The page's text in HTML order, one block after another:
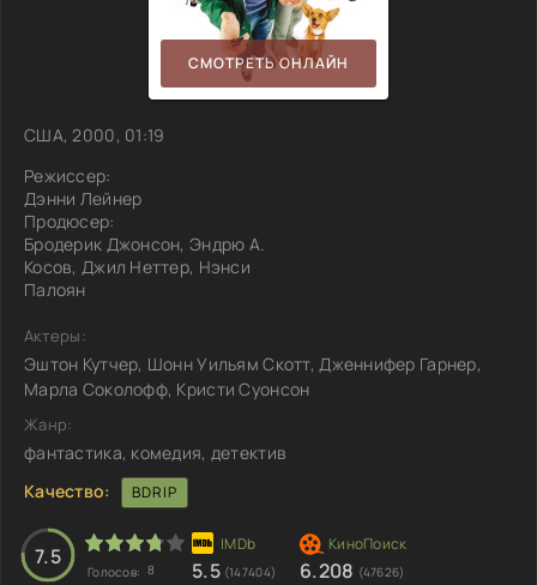
СМОТРЕТЬ ОНЛАЙН
США, 2000, 01:19
Режиссер:
Дэнни Лейнер
Продюсер:
Бродерик Джонсон, Эндрю А.
Косов, Джил Неттер, Нэнси
Палоян
Актеры:
Эштон Кутчер, Шонн Уильям Скотт, Дженнифер Гарнер,
Марла Соколофф, Кристи Суонсон
Жанр:
фантастика, комедия, детектив
Качество:
BDRIP
7.5
Голосов: 8 5.5 (147404) 6.208 (47626)